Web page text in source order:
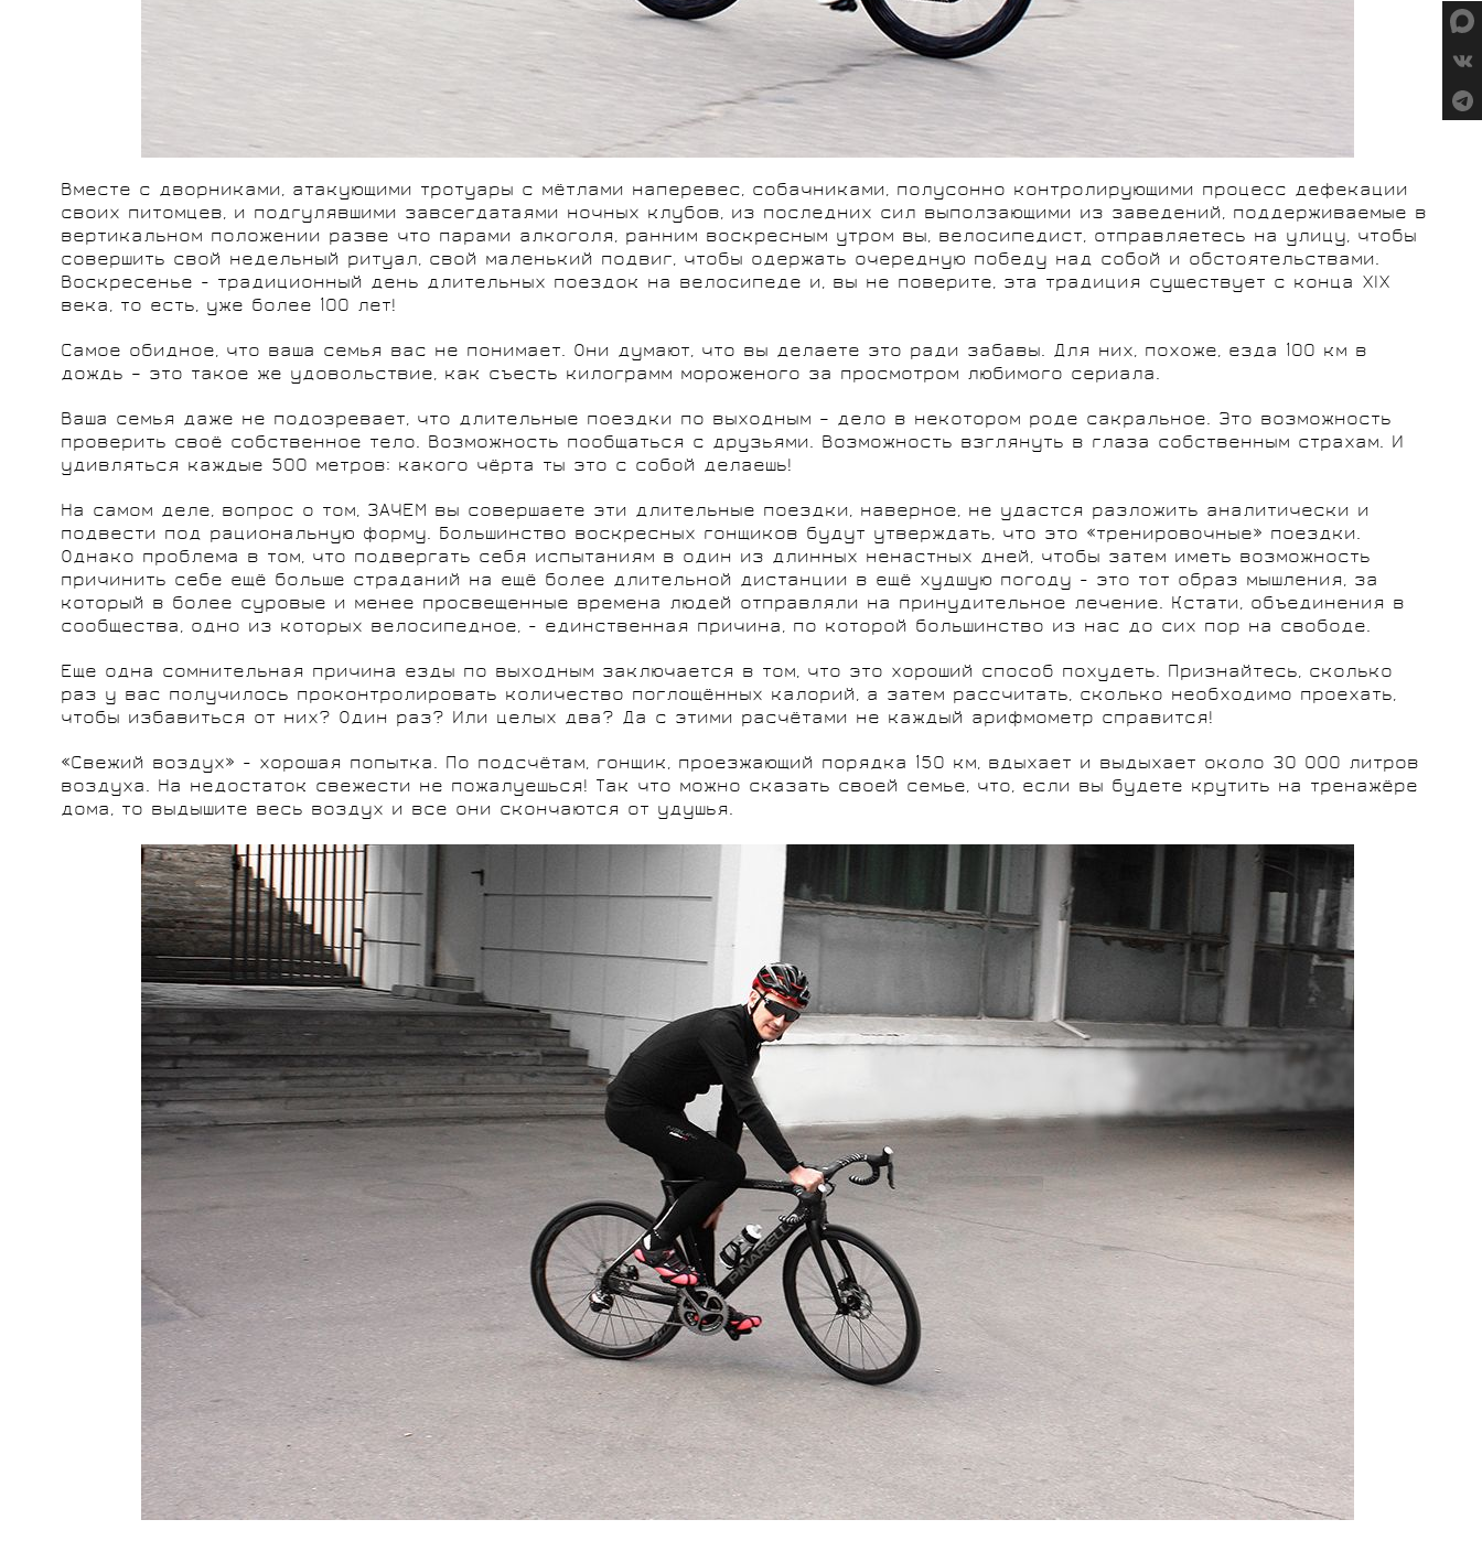
Вместе с дворниками, атакующими тротуары с мётлами наперевес, собачниками, полусонно контролирующими процесс дефекации
своих питомцев, и подгулявшими завсегдатаями ночных клубов, из последних сил выползающими из заведений, поддерживаемые в
вертикальном положении разве что парами алкоголя, ранним воскресным утром вы, велосипедист, отправляетесь на улицу, чтобы
совершить свой недельный ритуал, свой маленький подвиг, чтобы одержать очередную победу над собой и обстоятельствами.
Воскресенье - традиционный день длительных поездок на велосипеде и, вы не поверите, эта традиция существует с конца XIX
века, то есть, уже более 100 лет!
Самое обидное, что ваша семья вас не понимает. Они думают, что вы делаете это ради забавы. Для них, похоже, езда 100 км в
дождь – это такое же удовольствие, как съесть килограмм мороженого за просмотром любимого сериала.
Ваша семья даже не подозревает, что длительные поездки по выходным – дело в некотором роде сакральное. Это возможность
проверить своё собственное тело. Возможность пообщаться с друзьями. Возможность взглянуть в глаза собственным страхам. И
удивляться каждые 500 метров: какого чёрта ты это с собой делаешь!
На самом деле, вопрос о том, ЗАЧЕМ вы совершаете эти длительные поездки, наверное, не удастся разложить аналитически и
подвести под рациональную форму. Большинство воскресных гонщиков будут утверждать, что это «тренировочные» поездки.
Однако проблема в том, что подвергать себя испытаниям в один из длинных ненастных дней, чтобы затем иметь возможность
причинить себе ещё больше страданий на ещё более длительной дистанции в ещё худшую погоду - это тот образ мышления, за
который в более суровые и менее просвещенные времена людей отправляли на принудительное лечение. Кстати, объединения в
сообщества, одно из которых велосипедное, - единственная причина, по которой большинство из нас до сих пор на свободе.
Еще одна сомнительная причина езды по выходным заключается в том, что это хороший способ похудеть. Признайтесь, сколько
раз у вас получилось проконтролировать количество поглощённых калорий, а затем рассчитать, сколько необходимо проехать,
чтобы избавиться от них? Один раз? Или целых два? Да с этими расчётами не каждый арифмометр справится!
«Свежий воздух» - хорошая попытка. По подсчётам, гонщик, проезжающий порядка 150 км, вдыхает и выдыхает около 30 000 литров
воздуха. На недостаток свежести не пожалуешься! Так что можно сказать своей семье, что, если вы будете крутить на тренажёре
дома, то выдышите весь воздух и все они скончаются от удушья.